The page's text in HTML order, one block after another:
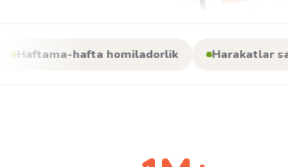
hafta homiladorlik Harakatlar sanagichi